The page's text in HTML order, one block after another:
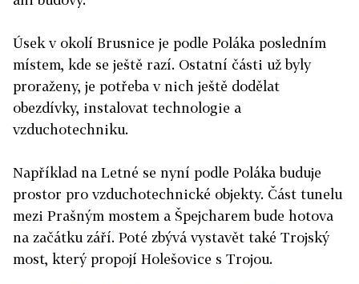
Úsek v okolí Brusnice je podle Poláka posledním
místem, kde se ještě razí. Ostatní části už byly
proraženy, je potřeba v nich ještě dodělat
obezdívky, instalovat technologie a
vzduchotechniku.
Například na Letné se nyní podle Poláka buduje
prostor pro vzduchotechnické objekty. Část tunelu
mezi Prašným mostem a Špejcharem bude hotova
na začátku září. Poté zbývá vystavět také Trojský
most, který propojí Holešovice s Trojou.